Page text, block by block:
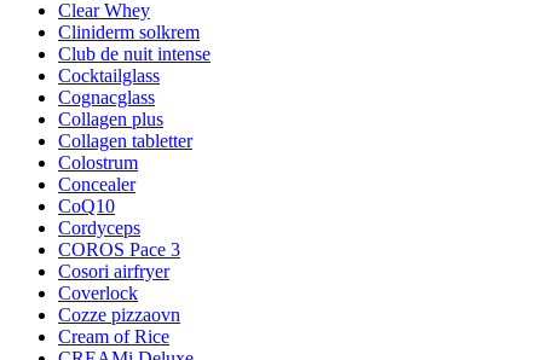
Clear Whey
Cliniderm solkrem
Club de nuit intense
Cocktailglass
Cognacglass
Collagen plus
Collagen tabletter
Colostrum
Concealer
CoQ10
Cordyceps
COROS Pace 3
Cosori airfryer
Coverlock
Cozze pizzaovn
Cream of Rice